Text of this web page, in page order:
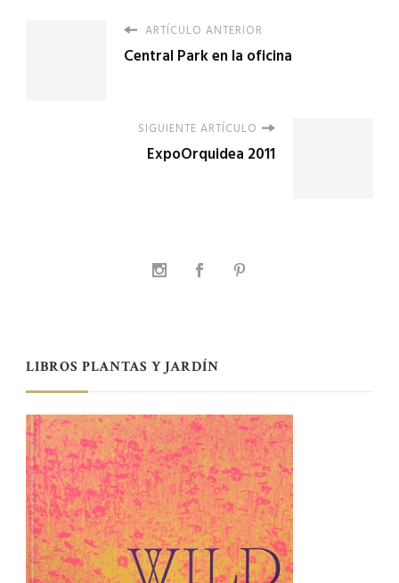
ARTÍCULO ANTERIOR
Central Park en la oficina
SIGUIENTE ARTÍCULO
ExpoOrquidea 2011
LIBROS PLANTAS Y JARDÍN